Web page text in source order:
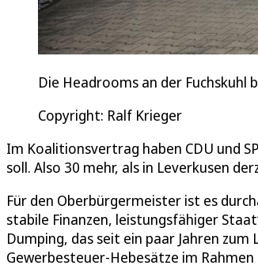
Die Headrooms an der
Copyright: Ralf Krieger
Im Koalitionsvertrag haben CDU und
soll. Also 30 mehr, als in Leverkusen
Für den Oberbürgermeister ist es
stabile Finanzen, leistungsfähiger
Dumping, das seit ein paar Jahren
Gewerbesteuer-Hebesätze im